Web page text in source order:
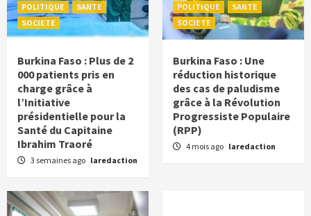
POLITIQUE
SANTE
SOCIETE
Burkina Faso : Plus de 2
000 patients pris en
charge grâce à
l’Initiative
présidentielle pour la
Santé du Capitaine
Ibrahim Traoré
3 semaines ago laredaction
POLITIQUE
SANTE
SOCIETE
Burkina Faso : Une
réduction historique
des cas de paludisme
grâce à la Révolution
Progressiste Populaire
(RPP)
4 mois ago laredaction